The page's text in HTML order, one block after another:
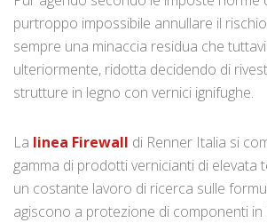
purtroppo impossibile annullare il
sempre una minaccia residua che
ulteriormente, ridotta decidendo di
strutture in legno con vernici ignifughe.
La linea Firewall di Renner Italia si
gamma di prodotti vernicianti di elevata
un costante lavoro di ricerca sulle
agiscono a protezione di componenti in